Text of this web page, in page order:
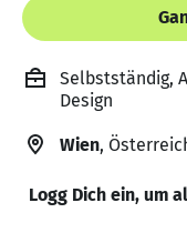
Selbstständig,
Design
Wien,
Logg Dich ein, um